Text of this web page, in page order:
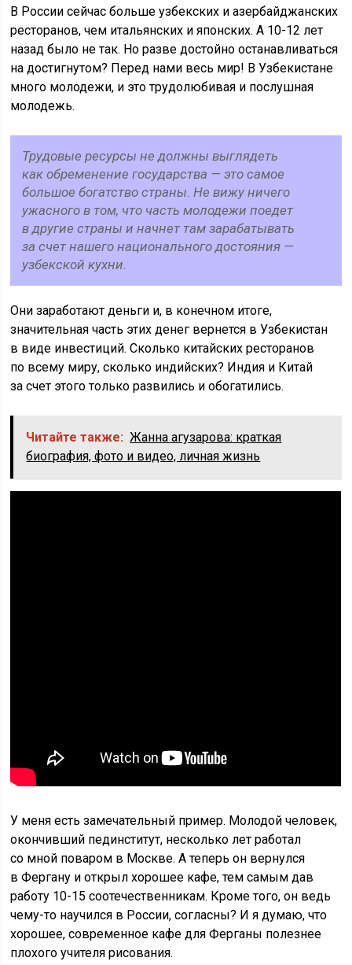
В России сейчас больше узбекских и азербайджанских
ресторанов, чем итальянских и японских. А 10-12 лет
назад было не так. Но разве достойно останавливаться
на достигнутом? Перед нами весь мир! В Узбекистане
много молодежи, и это трудолюбивая и послушная
молодежь.
Трудовые ресурсы не должны выглядеть
как обременение государства — это самое
большое богатство страны. Не вижу ничего
ужасного в том, что часть молодежи поедет
в другие страны и начнет там зарабатывать
за счет нашего национального достояния —
узбекской кухни.
Они заработают деньги и, в конечном итоге,
значительная часть этих денег вернется в Узбекистан
в виде инвестиций. Сколько китайских ресторанов
по всему миру, сколько индийских? Индия и Китай
за счет этого только развились и обогатились.
Читайте также: Жанна агузарова: краткая
биография, фото и видео, личная жизнь
У меня есть замечательный пример. Молодой человек,
окончивший пединститут, несколько лет работал
со мной поваром в Москве. А теперь он вернулся
в Фергану и открыл хорошее кафе, тем самым дав
работу 10-15 соотечественникам. Кроме того, он ведь
чему-то научился в России, согласны? И я думаю, что
хорошее, современное кафе для Ферганы полезнее
плохого учителя рисования.